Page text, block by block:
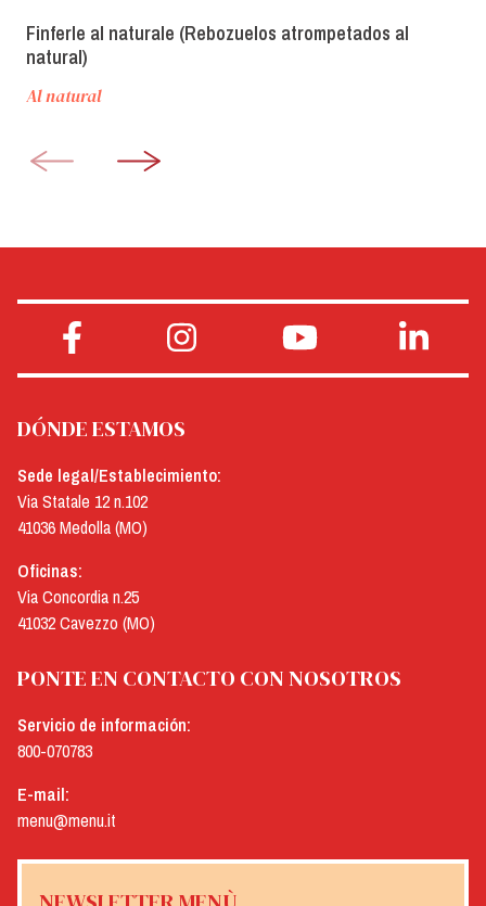
Finferle al naturale (Rebozuelos atrompetados al
natural)
Al natural
DÓNDE ESTAMOS
Sede legal/Establecimiento:
Via Statale 12 n.102
41036 Medolla (MO)
Oficinas:
Via Concordia n.25
41032 Cavezzo (MO)
PONTE EN CONTACTO CON NOSOTROS
Servicio de información:
800-070783
E-mail:
menu@menu.it